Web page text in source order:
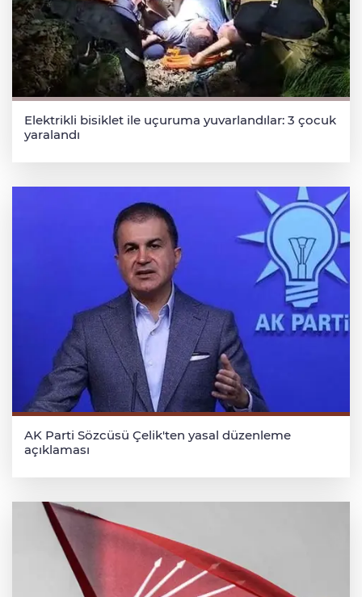
Elektrikli bisiklet ile uçuruma yuvarlandılar: 3 çocuk
yaralandı
AK Parti Sözcüsü Çelik'ten yasal düzenleme
açıklaması